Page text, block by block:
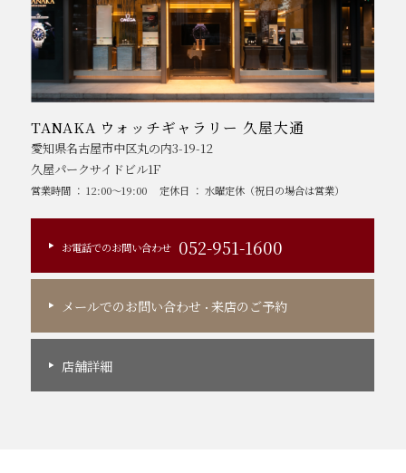
TANAKA ウォッチギャラリー 久屋大通
愛知県名古屋市中区丸の内3-19-12
久屋パークサイドビル1F
営業時間 ： 12:00～19:00 定休日 ： 水曜定休（祝日の場合は営業）
お電話でのお問い合わせ 052-951-1600
メールでのお問い合わせ ・来店のご予約
店舗詳細